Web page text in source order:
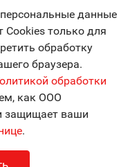
данные
Cookies только для
обработку
браузера.
обработки
как ООО
защищает ваши
.